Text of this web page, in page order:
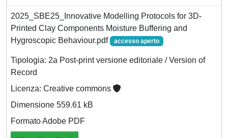
2025_SBE25_Innovative Modelling Protocols for 3D-
Printed Clay Components Moisture Buffering and
Hygroscopic Behaviour.pdf
accesso aperto
Tipologia: 2a Post-print versione editoriale / Version of
Record
Licenza: Creative commons
Dimensione 559.61 kB
Formato Adobe PDF